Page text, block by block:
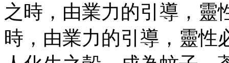
之時，由業力的引導，靈
時，由業力的引導，靈性